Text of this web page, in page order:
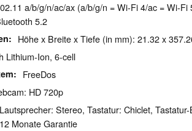
a/b/g/n/ac/ax (a/b/g/n = Wi-Fi 4/ac = Wi-Fi
5.2
Höhe x Breite x Tiefe (in mm): 21.32 x
Lithium-Ion, 6-cell
FreeDos
HD 720p
Lautsprecher: Stereo, Tastatur: Chiclet,
12 Monate Garantie